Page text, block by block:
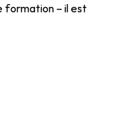
formation – il est